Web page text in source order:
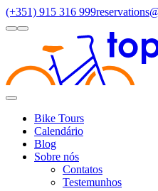
(+351) 915 316 999
lightdark
Toggle
Bike Tours
Regiões Santiago Compostela
Calendário
Blog
Sobre nós
Contatos
Testemunhos